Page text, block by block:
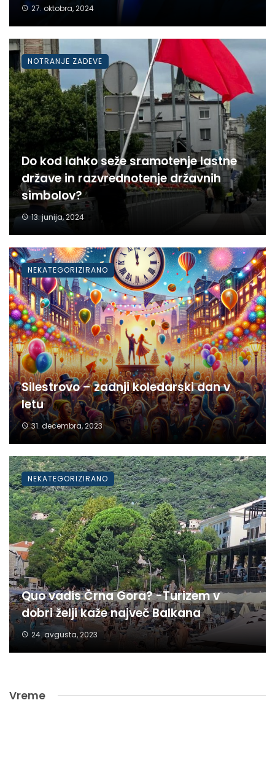
27. oktobra, 2024
Do kod lahko seže sramotenje lastne
države in razvrednotenje državnih
simbolov?
13. junija, 2024
NOTRANJE ZADEVE
Silestrovo – zadnji koledarski dan v
letu
31. decembra, 2023
NEKATEGORIZIRANO
Quo vadis Črna Gora? -Turizem v
dobri želji kaže največ Balkana
24. avgusta, 2023
NEKATEGORIZIRANO
Vreme